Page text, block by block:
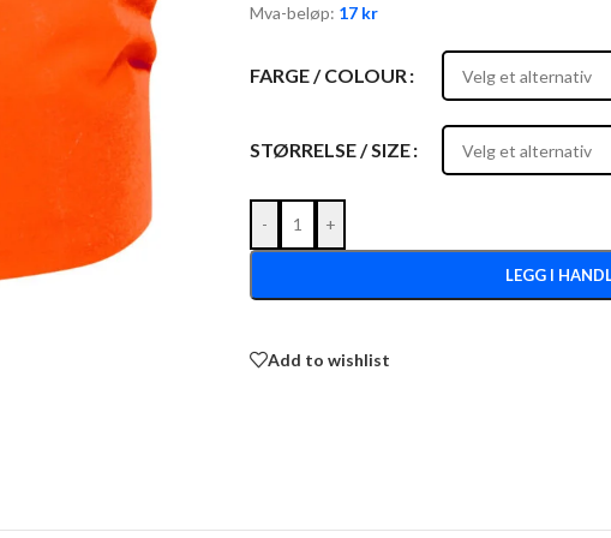
Mva-beløp: 17 kr
FARGE / COLOUR
STØRRELSE / SIZE
- +
LEGG I
Add to wishlist